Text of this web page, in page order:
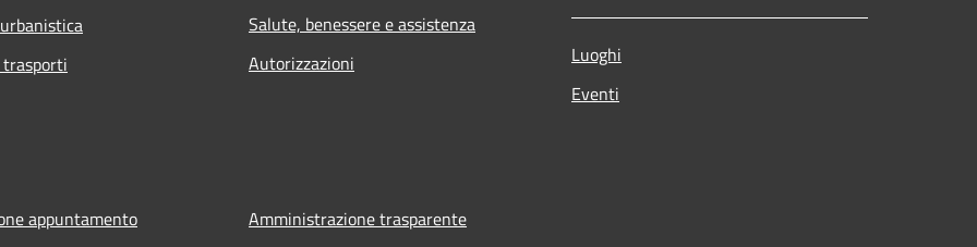
Salute, benessere e assistenza
Autorizzazioni
Luoghi
Eventi
appuntamento
Amministrazione trasparente